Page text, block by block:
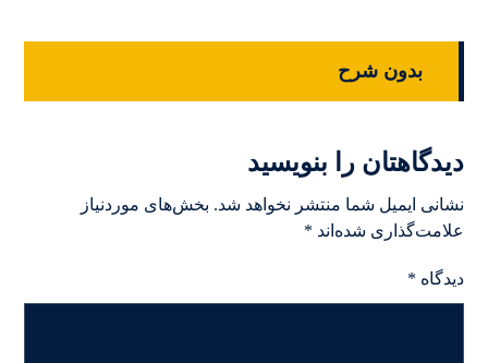
بدون شرح
دیدگاهتان را بنویسید
نشانی ایمیل شما منتشر نخواهد شد. بخش‌های موردنیاز
علامت‌گذاری شده‌اند *
دیدگاه *